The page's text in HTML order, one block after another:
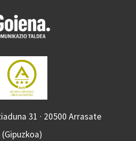
31 · 20500 Arrasate
(Gipuzkoa)